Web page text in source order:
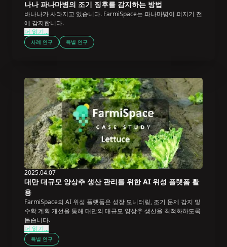
나나 파나마병의 조기 징후를 감지하는 방법
바나나가 사라지고 있습니다. FarmiSpace는 파나마병이 퍼지기 전
에 감지합니다.
더 읽기...
사례 연구 특별 연구
2025.04.07
대만 대규모 양상추 생산 관리를 위한 AI 위성 플랫폼 활
용
FarmiSpace의 AI 위성 플랫폼은 성장 모니터링, 조기 문제 감지 및
수확 계획 개선을 통해 대만의 대규모 양상추 생산을 최적화하도록
돕습니다.
더 읽기...
특별 연구